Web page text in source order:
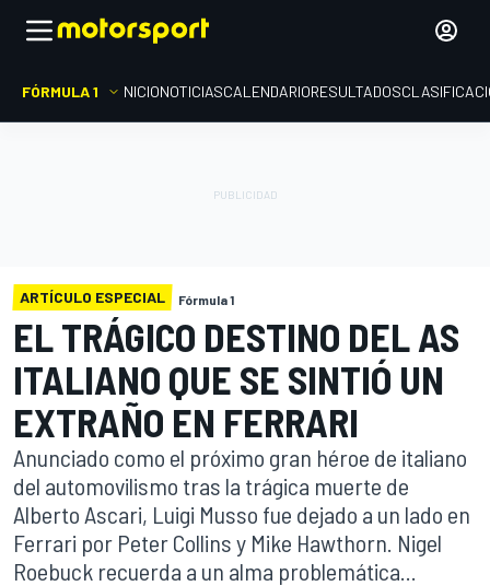
FÓRMULA 1 INICIONOTICIASCALENDARIORESULTADOS
ARTÍCULO ESPECIAL Fórmula 1
EL TRÁGICO DESTINO DEL AS
ITALIANO QUE SE SINTIÓ UN
EXTRAÑO EN FERRARI
Anunciado como el próximo gran héroe de italiano
del automovilismo tras la trágica muerte de
Alberto Ascari, Luigi Musso fue dejado a un lado en
Ferrari por Peter Collins y Mike Hawthorn. Nigel
Roebuck recuerda a un alma problemática...